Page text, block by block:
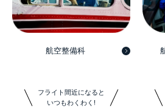
航空整備科
フライト間近になると
いつもわくわく!